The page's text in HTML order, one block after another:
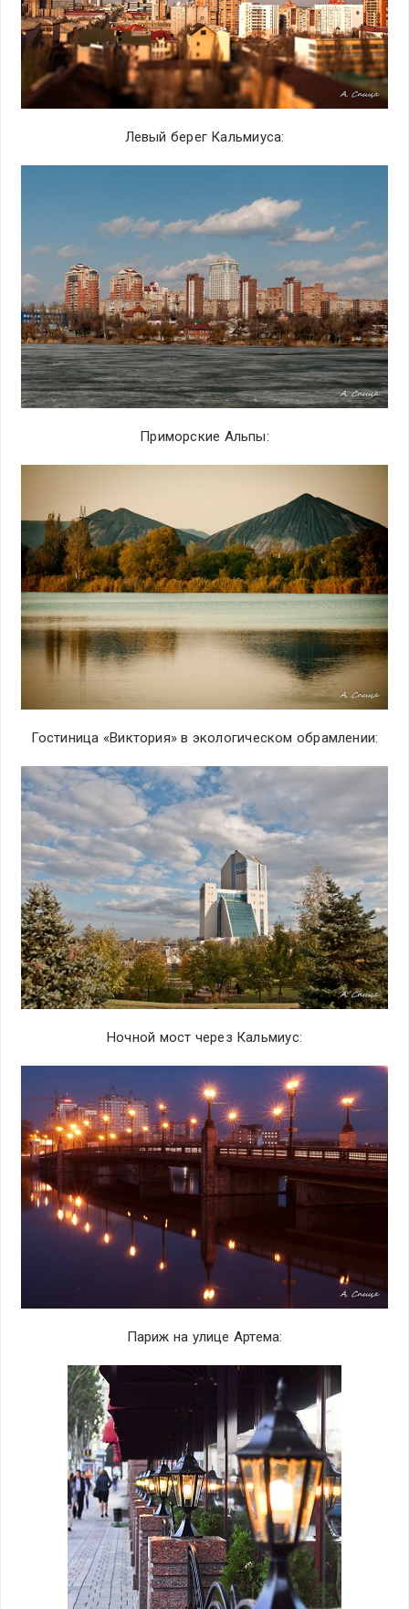
Левый берег Кальмиуса:
Приморские Альпы:
Гостиница «Виктория» в экологическом обрамлении:
Ночной мост через Кальмиус:
Париж на улице Артема: